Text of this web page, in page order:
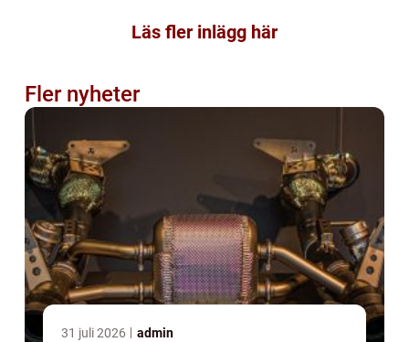
Läs fler inlägg här
Fler nyheter
31 juli 2026 admin